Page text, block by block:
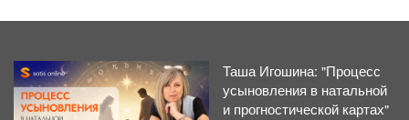
Таша Игошина: "Процесс
усыновления в натальной
и прогностической картах"